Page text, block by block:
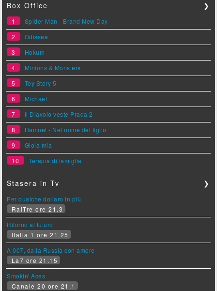
Box Office ❯
1
Spider-Man - Brand New Day
2
Odissea
3
Hokum
4
Minions & Monsters
5
Toy Story 5
6
Michael
7
Il Diavolo veste Prada 2
8
Hamnet - Nel nome del figlio
9
Gioia mia
10
Terapia di famiglia
Stasera in Tv ❯
Per qualche dollaro in più
RaiTre ore 21.3
Ritorno al futuro
Italia 1 ore 21.25
A 007, dalla Russia con amore
La7 ore 21.15
Smokin' Aces
Canale 20 ore 21.1